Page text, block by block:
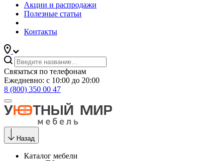
Акции и распродажи
Полезные статьи
Контакты
Связаться по телефонам
Ежедневно: с 10:00 до 20:00
8 (800) 350 00 47
Назад
Каталог мебели